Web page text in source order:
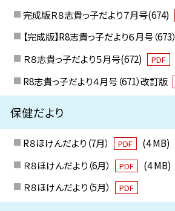
完成版Ｒ８志貴っ子だより７月号(674)
【完成版】R8志貴っ子だより６月号（673）
Ｒ８志貴っ子だより５月号(672)
PDF
R8志貴っ子だより４月号（671）改訂版
保健だより
R８ほけんだより（7月） PDF
(4 MB)
Ｒ８ほけんだより（6月）
PDF
(4 MB)
Ｒ８ほけんだより（5月）
PDF